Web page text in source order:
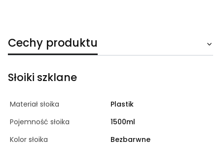
Cechy produktu
Słoiki szklane
Materiał słoika
Plastik
Pojemność słoika
1500ml
Kolor słoika
Bezbarwne